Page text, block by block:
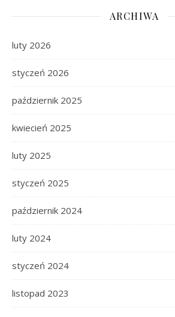
ARCHIWA
luty 2026
styczeń 2026
październik 2025
kwiecień 2025
luty 2025
styczeń 2025
październik 2024
luty 2024
styczeń 2024
listopad 2023